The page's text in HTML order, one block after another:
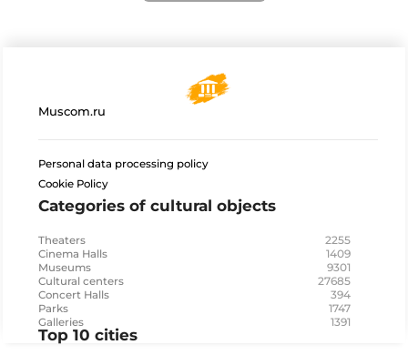
Muscom.ru
Personal data processing policy
Cookie Policy
Categories of cultural objects
Theaters 2255
Cinema Halls 1409
Museums 9301
Cultural centers 27685
Concert Halls 394
Parks 1747
Galleries 1391
Top 10 cities